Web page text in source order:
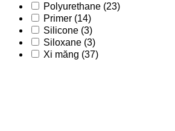
Polyurethane (23)
Primer (14)
Silicone (3)
Siloxane (3)
Xi măng (37)